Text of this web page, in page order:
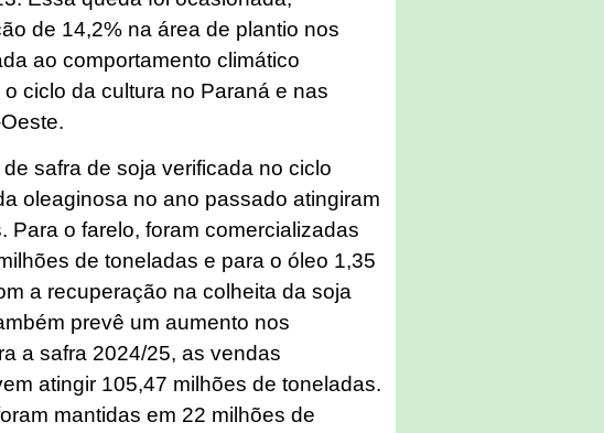
de 14,2% na área de plantio nos
ao comportamento climático
ciclo da cultura no Paraná e nas
safra de soja verificada no ciclo
oleaginosa no ano passado atingiram
Para o farelo, foram comercializadas
de toneladas e para o óleo 1,35
a recuperação na colheita da soja
prevê um aumento nos
a safra 2024/25, as vendas
atingir 105,47 milhões de toneladas.
mantidas em 22 milhões de